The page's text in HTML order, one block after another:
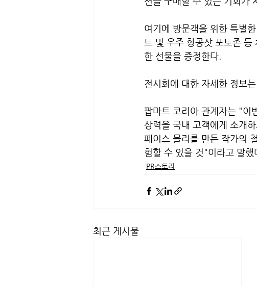
여기에 방문객을 위한 특별
트 및 우주 항공샷 포토존 등
한 선물을 증정한다.
전시회에 대한 자세한 정보
팝마트 코리아 관계자는 "이
상력을 국내 고객에게 소개
페이스 몰리를 만든 작가의
험할 수 있을 것"이라고 말했
PR스토리
최근 게시물